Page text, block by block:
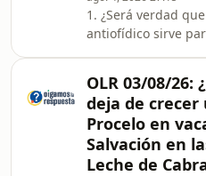
por la ciencia.
1. ¿Será verdad
antiofídico sirve
Ormuz? ¿Por qué
petróleo que hay en
¿Por qué a la
llamaba “la flor
pasarelas de alta costura? 4.
OLR 03/08/26:
deja de crecer
Procelo en
Salvación en
Leche de